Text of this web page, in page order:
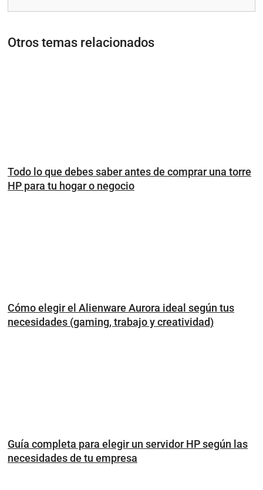
Otros temas relacionados
Todo lo que debes saber antes de comprar una torre
HP para tu hogar o negocio
Cómo elegir el Alienware Aurora ideal según tus
necesidades (gaming, trabajo y creatividad)
Guía completa para elegir un servidor HP según las
necesidades de tu empresa